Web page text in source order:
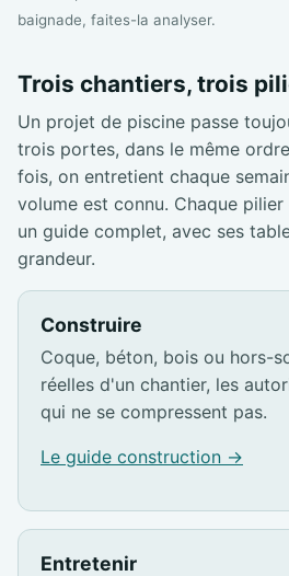
baignade, faites-la analyser.
Trois chantiers, trois
Un projet de piscine passe
trois portes, dans le même
fois, on entretient chaque
volume est connu. Chaque
un guide complet, avec ses
grandeur.
Construire
Coque, béton, bois ou hors-
réelles d'un chantier, les
qui ne se compressent pas.
Le guide construction →
Entretenir